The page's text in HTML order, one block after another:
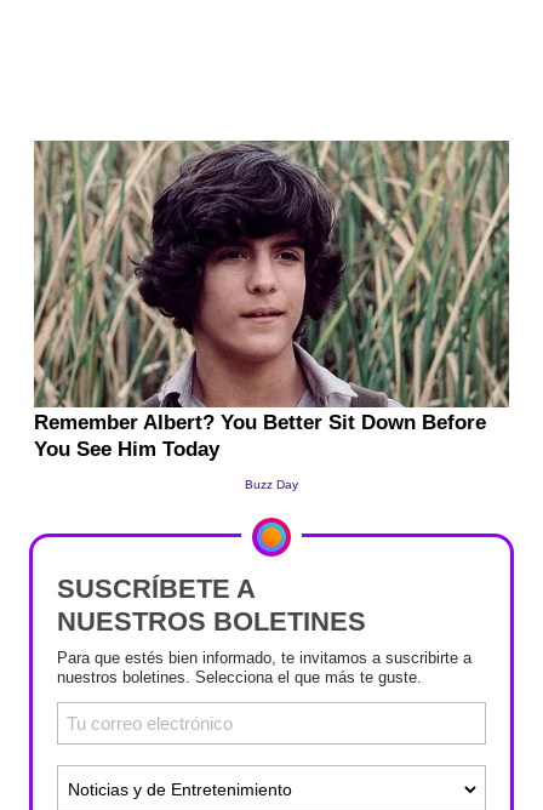
SUSCRÍBETE A
NUESTROS BOLETINES
Para que estés bien informado, te invitamos a suscribirte a
nuestros boletines. Selecciona el que más te guste.